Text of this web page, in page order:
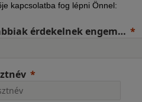
kapcsolatba fog lépni Önnel:
érdekelnek engem…